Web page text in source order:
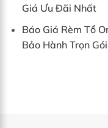
Giá Ưu Đãi Nhất
Báo Giá Rèm Tổ
Bảo Hành Trọn Gói